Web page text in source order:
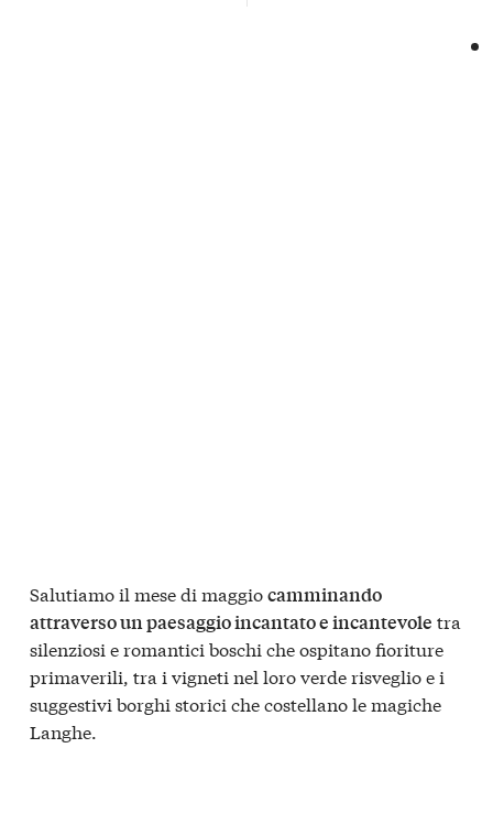
Salutiamo il mese di maggiocamminando
attraverso un paesaggio incantato e incantevole tra
silenziosi e romantici boschi che ospitano fioriture
primaverili, tra i vigneti nel loro verde risveglio e i
suggestivi borghi storici che costellano le magiche
Langhe.